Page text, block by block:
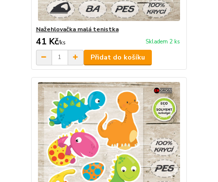
Nažehlovačka malá tenistka
41 Kč/ks Skladem 2 ks
Přidat do košíku